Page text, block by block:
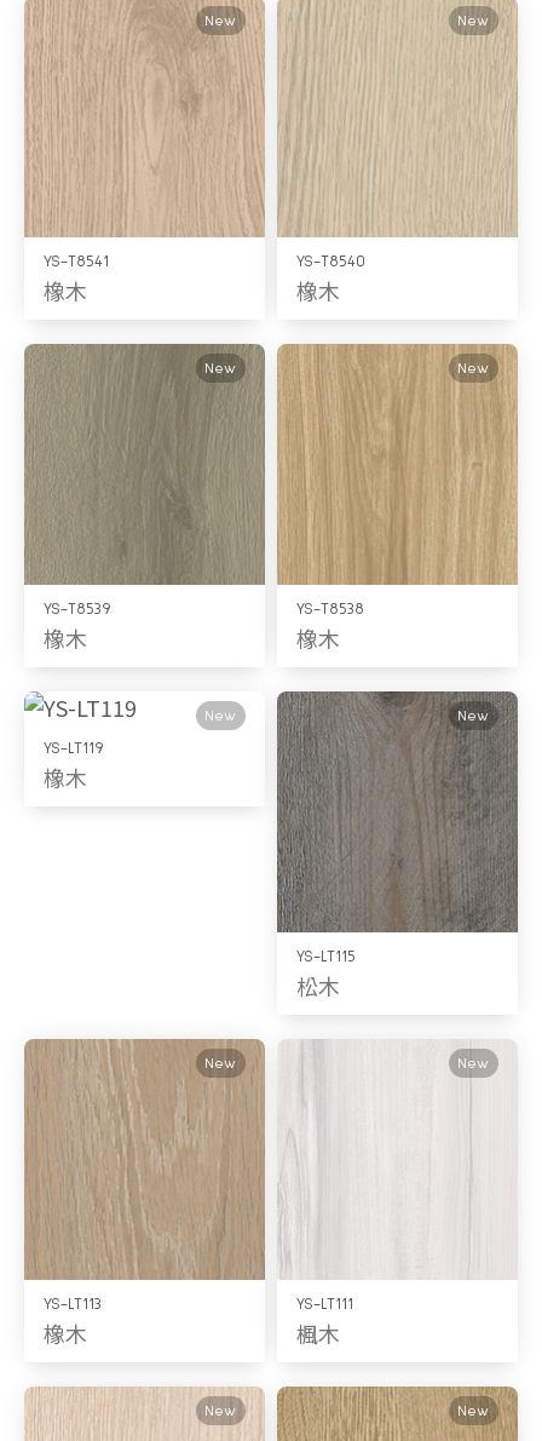
New
YS-T8541
橡木
New
YS-T8540
橡木
New
YS-T8539
橡木
New
YS-T8538
橡木
New
YS-LT119
橡木
New
YS-LT115
松木
New
YS-LT113
橡木
New
YS-LT111
楓木
New New